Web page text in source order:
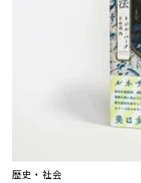
歴史・社会